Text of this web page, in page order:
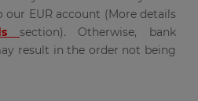
EUR account (More details
section). Otherwise, bank
result in the order not being